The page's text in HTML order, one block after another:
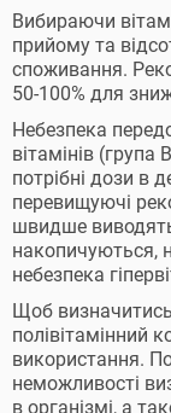
Вибираючи
прийому та
споживання.
50-100% для
Небезпека
вітамінів
потрібні дози в
перевищуючі
швидше
накопичуються,
небезпека
Щоб визначитись
полівітамінний
використання.
неможливості
в організмі, а